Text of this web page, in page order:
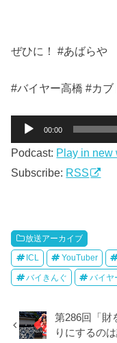
ぜひに！ #あばらや
#バイヤー高橋 #カブ
プ
レ
00:00
Podcast: Play in new
Subscribe: RSS
放送アーカイブ
ICL YouTuber
バイきんぐ バイヤ
第286回「財
りにするの